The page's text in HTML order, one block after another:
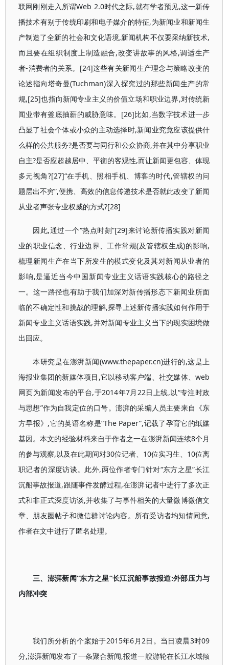
联网刚刚走入所谓Web 2.0时代之际,就有学者预见,这一新传
播技术有别于传统印刷和电子媒介的特征,为新闻业和新闻生
产制造了全新的社会和文化语境,新闻机构不仅要采纳新技术,
而且要在组织制度上制造融合,改变讲故事的风格,调适生产
者-消费者的关系。[24]这些有关新闻生产理念与策略改变的
论述指向塔奇曼(Tuchman)深入探究过的那些新闻生产的常
规,[25]也指向新闻专业主义的价值立场和职业边界,对传统新
闻业带有釜底抽薪的威胁意味。[26]比如,当数字技术进一步
凸显了社会个体或小众的主动选择时,新闻业究竟应该提供什
么样的公共服务?是否要与同行和公众协商,并在其中分享职业
自主?是否应超越居中、平衡的客观性,而让新闻更包容、体现
多元视角?[27]“在手机、照相手机、博客的时代,管辖权的问
题层出不穷”,便携、高效的信息传递技术是否就此改变了新闻
从业者声张专业权威的方式?[28]
因此,通过一个“热点时刻”[29]来讨论新传播实践对新闻
业的职业信念、行业边界、工作常规(及管辖权生成)的影响,
梳理新闻生产在当下所发生的模式变化及其对新闻从业者的
影响,是逼近当今中国新闻专业主义话语实践核心的路径之
一。这一路径也有助于我们加深对新传播形态下新闻业所面
临的不确定性和挑战的理解,探寻上述新传播实践如何作用于
新闻专业主义话语实践,并对新闻专业主义当下的现实困境做
出回应。
本研究是在澎湃新闻(www.thepaper.cn)进行的,这是上
海报业集团的新媒体项目,它以移动客户端、社交媒体、web
网页为新闻发布的平台,于2014年7月22日上线,以“专注时政
与思想”作为自我定位的口号。澎湃的采编人员主要来自《东
方早报》,它的英语名称是“The Paper”,记载了孕育它的纸媒
基因。本文的经验材料来自于作者之一在澎湃新闻连续8个月
的参与观察,以及在此期间对30位记者、10位实习生、10位离
职记者的深度访谈。此外,两位作者专门针对“东方之星”长江
沉船事故报道,跟随事件发酵过程,在澎湃记者中进行了多次正
式和非正式深度访谈,并收集了与事件相关的大量微博微信文
章、朋友圈帖子和微信群讨论内容。所有受访者均知情同意,
作者在文中进行了匿名处理。
三、澎湃新闻“东方之星”长江沉船事故报道:外部压力与
内部冲突
我们所分析的个案始于2015年6月2日。当日凌晨3时09
分,澎湃新闻发布了一条聚合新闻,报道一艘游轮在长江水域倾